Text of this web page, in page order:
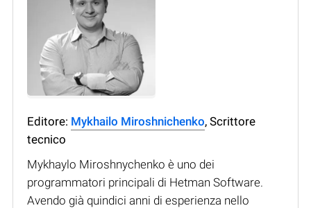
Editore: Mykhailo Miroshnichenko, Scrittore
tecnico
Mykhaylo Miroshnychenko è uno dei
programmatori principali di Hetman Software.
Avendo già quindici anni di esperienza nello